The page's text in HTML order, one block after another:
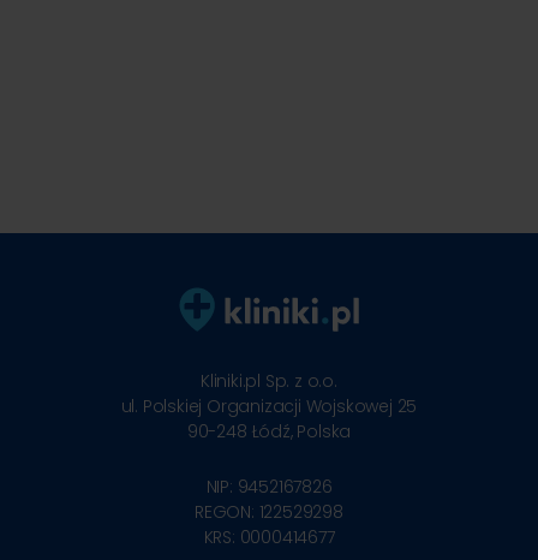
Kliniki.pl Sp. z o.o.
ul. Polskiej Organizacji Wojskowej 25
90-248 Łódź, Polska
NIP: 9452167826
REGON: 122529298
KRS: 0000414677